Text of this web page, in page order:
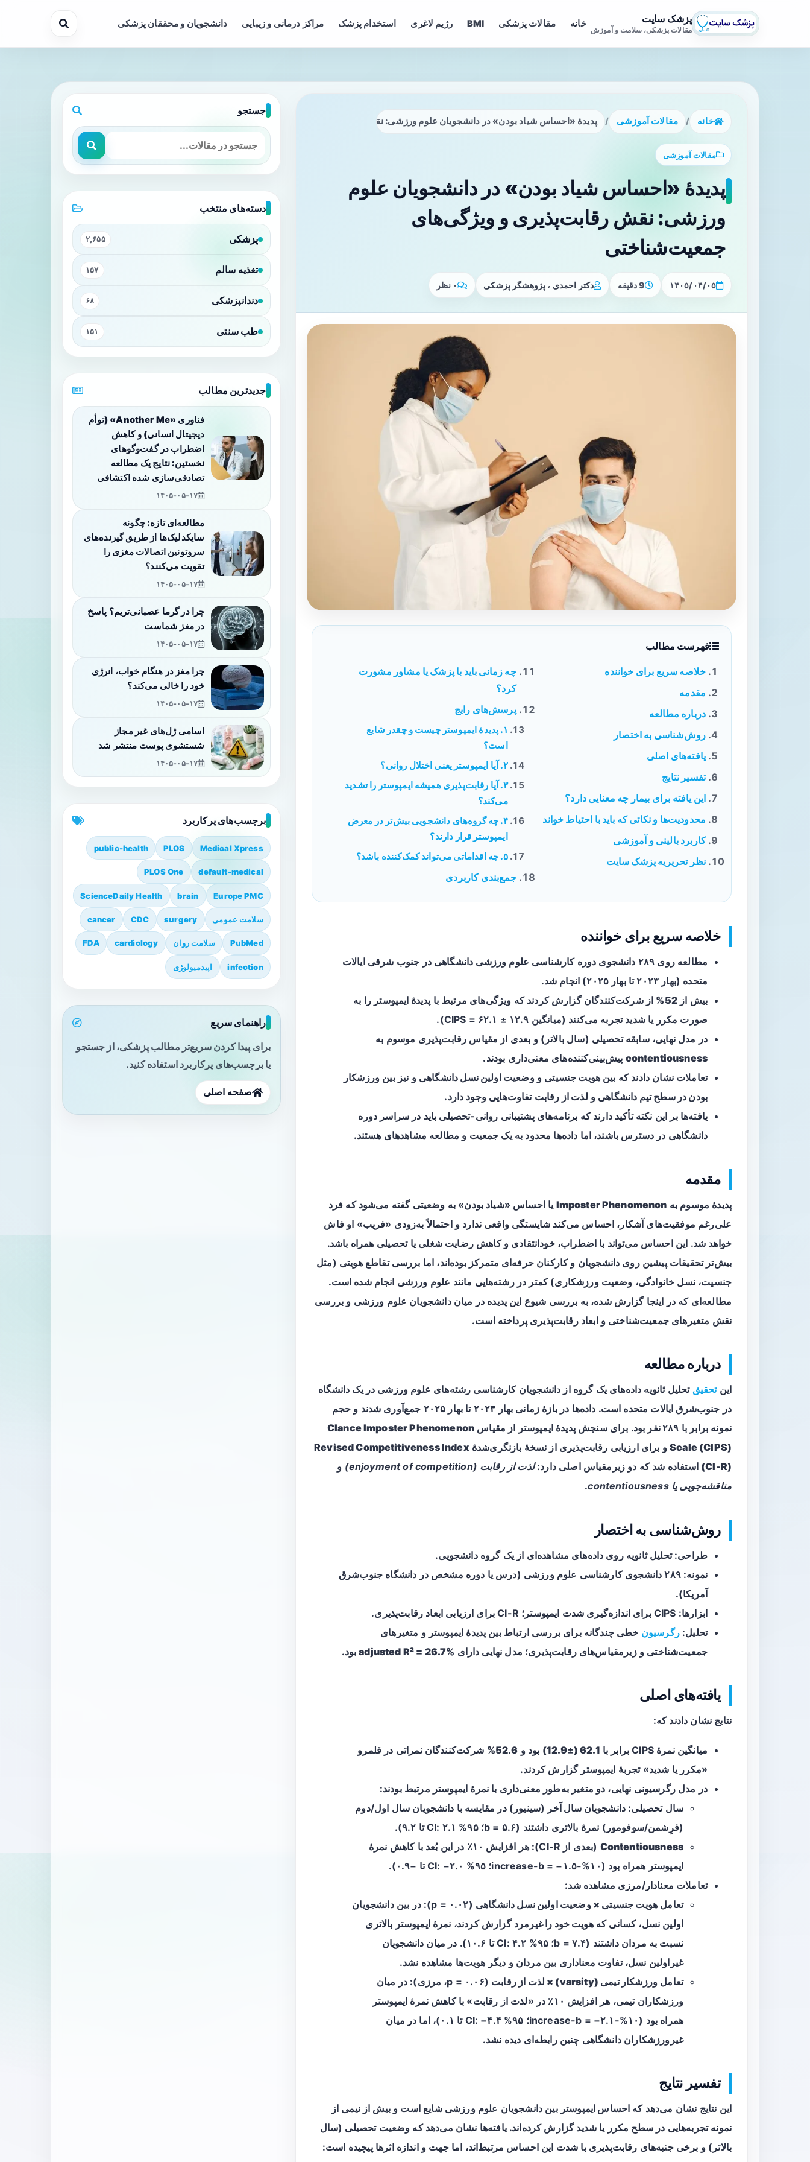
پزشک سایت
مقالات پزشکی، سلامت و آموزش
خانه مقالات پزشکی BMI رژیم لاغری استخدام پزشک مراکز درمانی و زیبایی دانشجویان و محققان پزشکی
خانه / مقالات آموزشی / پدیدۀ «احساس شیاد بودن» در دانشجویان علوم ورزشی: نقش رقابت‌پذیری و ویژگی‌های جمعیت‌شناختی
مقالات آموزشی
پدیدۀ «احساس شیاد بودن» در دانشجویان علوم
ورزشی: نقش رقابت‌پذیری و ویژگی‌های
جمعیت‌شناختی
۱۴۰۵/۰۴/۰۵ 9 دقیقه دکتر احمدی ، پژوهشگر پزشکی ۰ نظر
فهرست مطالب
خلاصه سریع برای خواننده
مقدمه
درباره مطالعه
روش‌شناسی به اختصار
یافته‌های اصلی
تفسیر نتایج
این یافته برای بیمار چه معنایی دارد؟
محدودیت‌ها و نکاتی که باید با احتیاط خواند
کاربرد بالینی و آموزشی
نظر تحریریه پزشک سایت
چه زمانی باید با پزشک یا مشاور مشورت
کرد؟
پرسش‌های رایج
۱. پدیدۀ ایمپوستر چیست و چقدر شایع
است؟
۲. آیا ایمپوستر یعنی اختلال روانی؟
۳. آیا رقابت‌پذیری همیشه ایمپوستر را تشدید
می‌کند؟
۴. چه گروه‌های دانشجویی بیش‌تر در معرض
ایمپوستر قرار دارند؟
۵. چه اقداماتی می‌تواند کمک‌کننده باشد؟
جمع‌بندی کاربردی
خلاصه سریع برای خواننده
مطالعه
روی ۲۸۹ دانشجوی دوره کارشناسی علوم ورزشی دانشگاهی در جنوب شرقی ایالات
متحده (بهار ۲۰۲۳ تا بهار ۲۰۲۵) انجام شد.
بیش از52% از شرکت‌کنندگان گزارش کردند که ویژگی‌های مرتبط با پدیدۀ ایمپوستر را به
صورت مکرر یا شدید تجربه می‌کنند (میانگین CIPS = ۶۲.۱ ± ۱۲.۹).
در مدل نهایی، سابقه تحصیلی (سال بالاتر) و بعدی از مقیاس رقابت‌پذیری موسوم به
contentiousness پیش‌بینی‌کننده‌های معنی‌داری بودند.
تعاملات نشان دادند که بین هویت جنسیتی ووضعیت اولین نسل دانشگاهی و نیز بین ورزشکار
بودن در سطح تیم دانشگاهی و لذت از رقابت تفاوت‌هایی وجود دارد.
یافته‌ها بر این نکته تأکید دارند که برنامه‌های پشتیبانی روانی-تحصیلی باید در سراسر دوره
دانشگاهی در دسترس باشند، اما داده‌ها محدود به یک جمعیت و مطالعه مشاهدهای هستند.
مقدمه
پدیدۀ موسوم به Imposter Phenomenon یا احساس «شیاد بودن» به وضعیتی گفته می‌شود که فرد
علی‌رغم موفقیت‌های آشکار، احساس می‌کند شایستگی واقعی ندارد و احتمالاً به‌زودی «فریب» او فاش
خواهد شد. این احساس می‌تواند با اضطراب، خودانتقادی و کاهش رضایت شغلی یا تحصیلی همراه باشد.
بیش‌تر تحقیقات پیشین روی دانشجویان و کارکنان حرفه‌ای متمرکز بوده‌اند، اما بررسی تقاطع هویتی (مثل
جنسیت، نسل خانوادگی، وضعیت ورزشکاری) کمتر در رشته‌هایی مانند علوم ورزشی انجام شده است.
مطالعه‌ای که در اینجا گزارش شده، به بررسی شیوع این پدیده در میان دانشجویان علوم ورزشی و بررسی
نقش متغیرهای جمعیت‌شناختی و ابعاد رقابت‌پذیری پرداخته است.
درباره مطالعه
اینتحقیق تحلیل ثانویه داده‌های یک گروه از دانشجویان کارشناسی رشته‌های علوم ورزشی در یک دانشگاه
در جنوب‌شرق ایالات متحده است. داده‌ها در بازهٔ زمانی بهار ۲۰۲۳ تا بهار ۲۰۲۵ جمع‌آوری شدند و حجم
نمونه برابر با ۲۸۹ نفر بود. برای سنجش پدیدۀ ایمپوستر از مقیاس Clance Imposter Phenomenon
Scale (CIPS)و برای ارزیابی رقابت‌پذیری از نسخهٔ بازنگری‌شدهٔ Revised Competitiveness Index
(CI-R) استفاده شد که دو زیرمقیاس اصلی دارد:لذت از رقابت (enjoyment of competition)
و
مناقشه‌جویی یا contentiousness
.
روش‌شناسی به اختصار
طراحی: تحلیل ثانویه روی داده‌های مشاهده‌ای از یک گروه دانشجویی.
نمونه: ۲۸۹ دانشجوی کارشناسی علوم ورزشی (درس یا دوره مشخص در دانشگاه جنوب‌شرق
آمریکا).
ابزارها: CIPS برای اندازه‌گیری شدت ایمپوستر؛ CI-R برای ارزیابی ابعاد رقابت‌پذیری.
تحلیل:رگرسیون خطی چندگانه برای بررسی ارتباط بین پدیدۀ ایمپوستر و متغیرهای
جمعیت‌شناختی و زیرمقیاس‌های رقابت‌پذیری؛ مدل نهایی دارای adjusted R² = 26.7%بود.
یافته‌های اصلی
نتایج نشان دادند که:
میانگین نمرۀ CIPS برابر با 62.1 (±12.9) بود و 52.6%
شرکت‌کنندگان نمراتی در قلمرو
«مکرر یا شدید» تجربهٔ ایمپوستر گزارش کردند.
در مدل رگرسیونی نهایی، دو متغیر به‌طور معنی‌داری با نمرۀ ایمپوستر مرتبط بودند:
سال تحصیلی: دانشجویان سال آخر (سینیور) در مقایسه با دانشجویان سال اول/دوم
(فرِشمن/سوفومور) نمرۀ بالاتری داشتند (b = ۵.۶؛ ۹۵% CI: ۲.۱ تا ۹.۲).
Contentiousness
(بعدی از CI-R): هر افزایش ۱۰٪ در این بُعد با کاهش نمرۀ
ایمپوستر همراه بود (۱۰%-increase-b = −۱.۵؛ ۹۵% CI: −۲.۰ تا −۰.۹).
تعاملات معنادار/مرزی مشاهده شد:
تعامل هویت جنسیتی × وضعیت اولین نسل دانشگاهی
(p = ۰.۰۲): در بین دانشجویان
اولین نسل، کسانی کههویت خود را غیرمرد گزارش کردند، نمرۀ ایمپوستر بالاتری
نسبت به مردان داشتند (b = ۷.۴؛ ۹۵% CI: ۴.۲ تا ۱۰.۶). در میان دانشجویان
غیراولین نسل، تفاوت معناداری بین مردان و دیگر هویت‌ها مشاهده نشد.
تعامل ورزشکار تیمی (varsity) × لذت از رقابت
(p = ۰.۰۶، مرزی): در میان
ورزشکاران تیمی، هر افزایش ۱۰٪ در «لذت از رقابت» با کاهش نمرۀ ایمپوستر
همراه بود (۱۰%-increase-b = −۲.۱؛ ۹۵% CI: −۴.۴ تا ۰.۱)، اما در میان
غیرورزشکاران دانشگاهی چنین رابطه‌ای دیده نشد.
تفسیر نتایج
این نتایج نشان می‌دهد که احساس ایمپوستر بین دانشجویان علوم ورزشی شایع است و بیش از نیمی از
نمونه تجربه‌هایی در سطح مکرر یا شدید گزارش کرده‌اند. یافته‌ها نشان می‌دهد که وضعیت تحصیلی (سال
بالاتر) و برخی جنبه‌های رقابت‌پذیری با شدت این احساس مرتبط‌اند، اما جهت و اندازه اثرها پیچیده است:
جستجو
دسته‌های منتخب
پزشکی ۲,۶۵۵
تغذیه سالم ۱۵۷
دندانپزشکی ۶۸
طب سنتی ۱۵۱
جدیدترین مطالب
فناوری «Another Me» (توأم
دیجیتال انسانی) و کاهش
اضطراب در گفت‌وگوهای
نخستین: نتایج یک مطالعه
تصادفی‌سازی شده اکتشافی
۱۴۰۵-۰۵-۱۷
مطالعه‌ای تازه: چگونه
سایکدلیک‌ها از طریق گیرنده‌های
سروتونین اتصالات مغزی را
تقویت می‌کنند؟
۱۴۰۵-۰۵-۱۷
چرا در گرما عصبانی‌تریم؟ پاسخ
در مغز شماست
۱۴۰۵-۰۵-۱۷
چرا مغز در هنگام خواب، انرژی
خود را خالی می‌کند؟
۱۴۰۵-۰۵-۱۷
اسامی ژل‌های غیر مجاز
شستشوی پوست منتشر شد
۱۴۰۵-۰۵-۱۷
برچسب‌های پرکاربرد
Medical Xpress
PLOS
public-health
default-medical
PLOS One
Europe PMC
brain
ScienceDaily Health
سلامت عمومی surgery
CDC
cancer
PubMed سلامت روان cardiology
FDA
infection اپیدمیولوژی
راهنمای سریع
برای پیدا کردن سریع‌تر مطالب پزشکی، از جستجو
یا برچسب‌های پرکاربرد استفاده کنید.
صفحه اصلی